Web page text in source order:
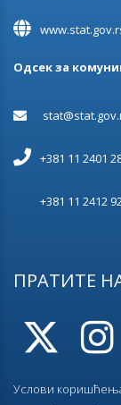
Одсек за
+381 11 2401
+381 11 2412
ПРАТИТЕ
Услови